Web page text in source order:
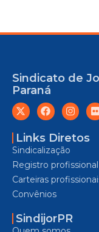
Sindicato de
Paraná
Links Diretos
Sindicalização
Registro profissional
Carteiras
Convênios
SindijorPR